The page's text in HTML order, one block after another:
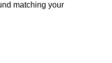
matching your